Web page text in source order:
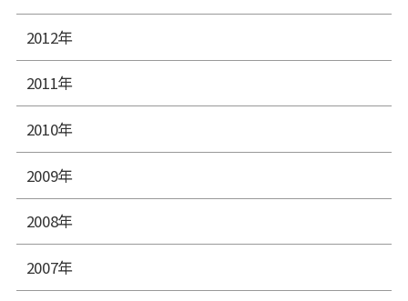
2012年
2011年
2010年
2009年
2008年
2007年